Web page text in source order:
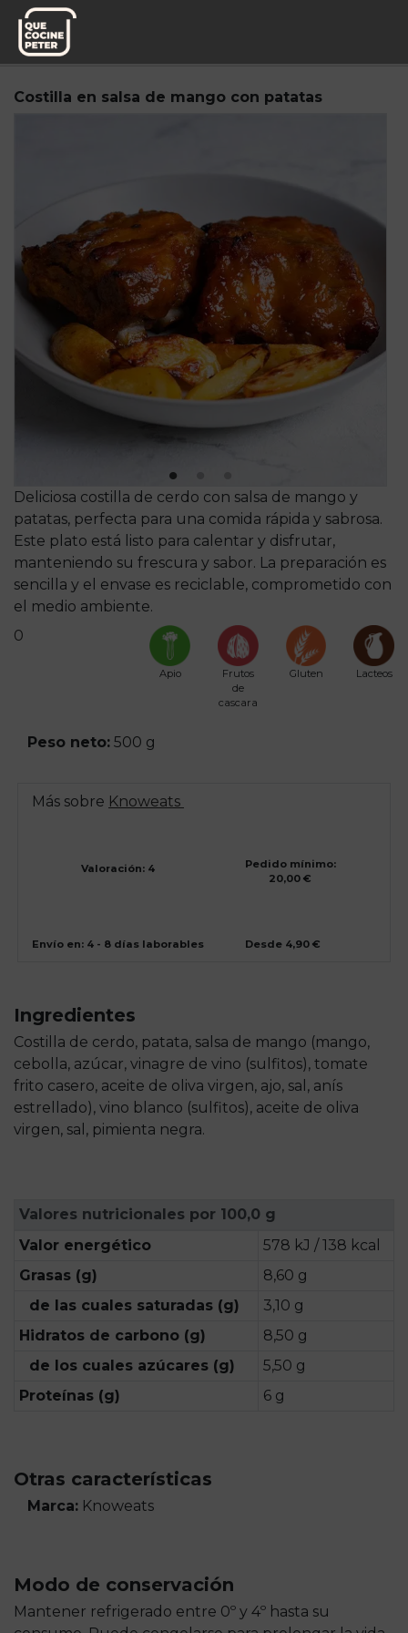
Pedido semanal
Costilla en salsa de mango con patatas
Deliciosa costilla de cerdo con salsa de mango y
patatas, perfecta para una comida rápida y sabrosa.
Este plato está listo para calentar y disfrutar,
manteniendo su frescura y sabor. La preparación es
sencilla y el envase es reciclable, comprometido con
el medio ambiente.
0
Apio
Frutos
de
cascara
Gluten Lacteos
Peso neto: 500 g
Más sobre Knoweats
Valoración: 4
Pedido mínimo:
20,00 €
Envío en: 4 - 8 días laborables Desde 4,90 €
Ingredientes
Costilla de cerdo, patata, salsa de mango (mango,
cebolla, azúcar, vinagre de vino (sulfitos), tomate
frito casero, aceite de oliva virgen, ajo, sal, anís
estrellado), vino blanco (sulfitos), aceite de oliva
virgen, sal, pimienta negra.
Valores nutricionales por 100,0 g
Valor energético
578 kJ / 138 kcal
Grasas (g)
8,60 g
de las cuales saturadas (g)
3,10 g
Hidratos de carbono (g)
8,50 g
de los cuales azúcares (g)
5,50 g
Proteínas (g)
6 g
Otras características
Marca: Knoweats
Modo de conservación
Mantener refrigerado entre 0º y 4º hasta su